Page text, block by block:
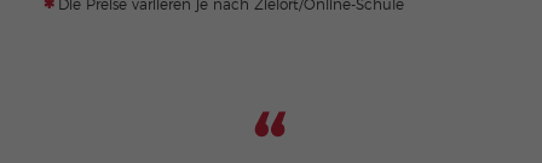
*Die Preise variieren je nach Zielort/Online-Schule